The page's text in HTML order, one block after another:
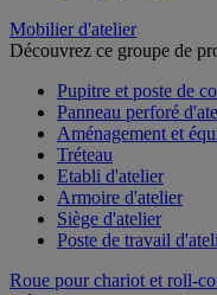
Mobilier d'atelier
Découvrez ce groupe de
Pupitre et poste de
Panneau perforé
Aménagement et
Tréteau
Etabli d'atelier
Armoire d'atelier
Siège d'atelier
Poste de travail
Roue pour chariot et roll-